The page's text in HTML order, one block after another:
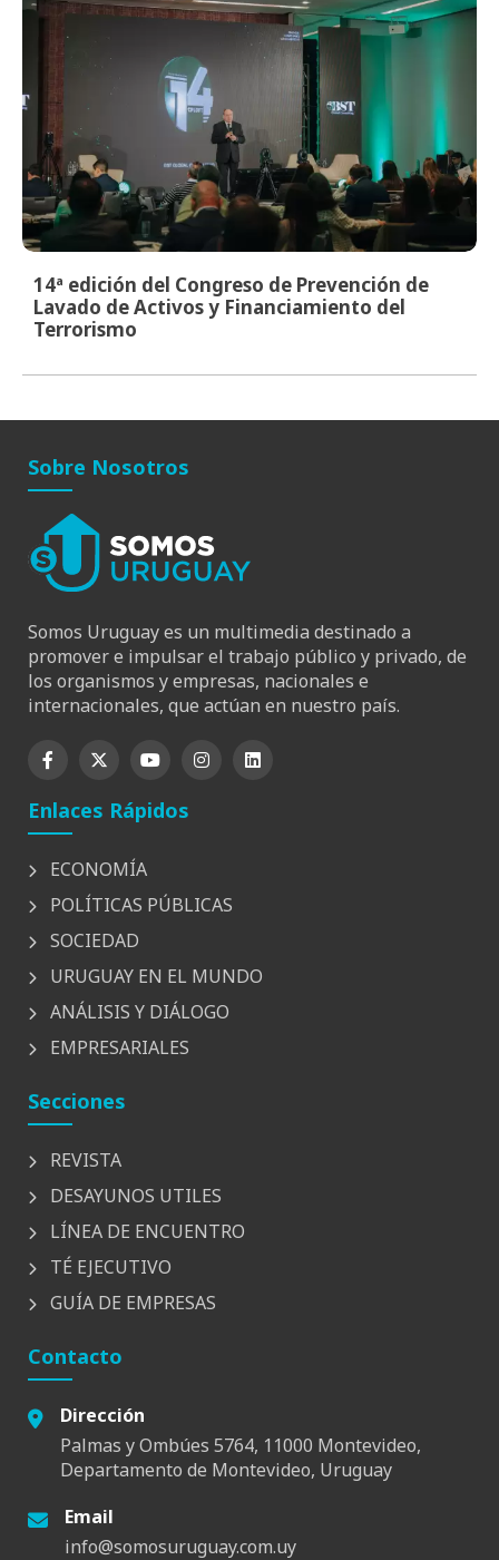
14ª edición del Congreso de Prevención de
Lavado de Activos y Financiamiento del
Terrorismo
Sobre Nosotros
Somos Uruguay es un multimedia destinado a
promover e impulsar el trabajo público y privado, de
los organismos y empresas, nacionales e
internacionales, que actúan en nuestro país.
Enlaces Rápidos
ECONOMÍA
POLÍTICAS PÚBLICAS
SOCIEDAD
URUGUAY EN EL MUNDO
ANÁLISIS Y DIÁLOGO
EMPRESARIALES
Secciones
REVISTA
DESAYUNOS UTILES
LÍNEA DE ENCUENTRO
TÉ EJECUTIVO
GUÍA DE EMPRESAS
Contacto
Dirección
Palmas y Ombúes 5764, 11000 Montevideo,
Departamento de Montevideo, Uruguay
Email
info@somosuruguay.com.uy